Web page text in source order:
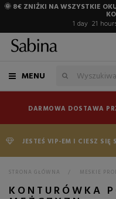
🌞 8€ ZNIŻKI NA WSZYSTKIE
1 day 21
MENU
DARMOWA DOSTAWA
JESTEŚ VIP-EM I CIESZ
STRONA GŁÓWNA > MESKIE
KONTURÓWKA